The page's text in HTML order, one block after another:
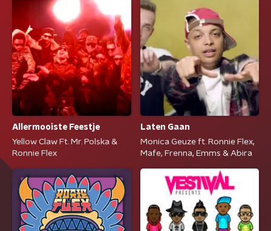
Allermooiste Feestje
Yellow Claw Ft. Mr. Polska &
Ronnie Flex
Laten Gaan
Monica Geuze ft. Ronnie Flex,
Mafe, Frenna, Emms & Abira